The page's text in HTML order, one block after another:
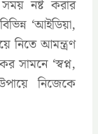
নষ্ট করার
‘আইডিয়া,
নিতে আমন্ত্রণ
সামনে ‘স্বপ্ন,
নিজেকে